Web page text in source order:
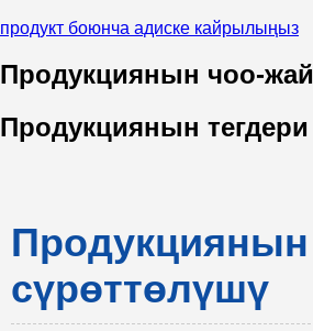
продукт боюнча адиске кайрылыңыз
Продукциянын чоо-
Продукциянын тегдери
Продукциянын
сүрөттөлүшү